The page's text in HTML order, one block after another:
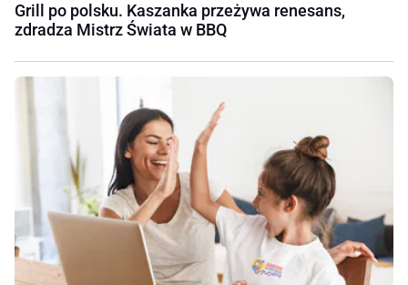
Grill po polsku. Kaszanka przeżywa renesans,
zdradza Mistrz Świata w BBQ